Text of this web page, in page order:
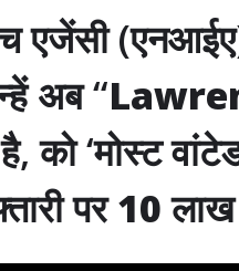
एजेंसी
अब “
है, को ‘मोस्ट
पर10लाख